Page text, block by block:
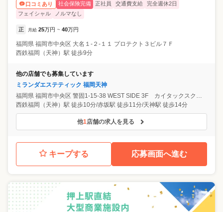
口コミあり
社会保険完備 正社員 交通費支給
完全週休2日
フェイシャル
ノルマなし
正 月給 25万円 ~ 40万円
福岡県 福岡市中央区 大名１-２-１１ プロテクト３ビル７Ｆ
西鉄福岡（天神）駅 徒歩9分
他の店舗でも募集しています
ミランダエステティック 福岡天神
福岡県 福岡市中央区 警固1-15-38 WEST SIDE 3F カイタックスクエアガーデン
西鉄福岡（天神）駅 徒歩10分/赤坂駅 徒歩11分/天神駅 徒歩14分
他1店舗の求人を見る
キープする 応募画面へ進む